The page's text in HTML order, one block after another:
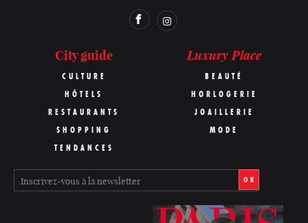
City guide
CULTURE
HÔTELS
RESTAURANTS
SHOPPING
TENDANCES
Luxury Place
BEAUTÉ
HORLOGERIE
JOAILLERIE
MODE
OK